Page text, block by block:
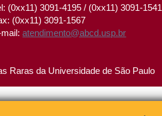
(0xx11) 3091-4195 / (0xx11) 3091-1541
(0xx11) 3091-1567
mail:atendimento@abcd.usp.br
Raras da Universidade de São Paulo